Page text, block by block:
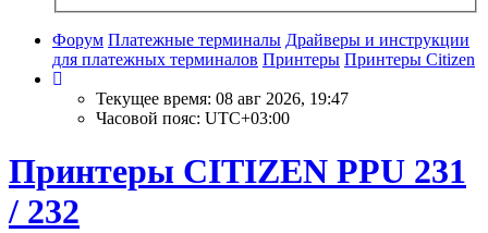
Форум Платежные терминалы Драйверы и инструкции
для платежных терминалов Принтеры Принтеры Citizen
Текущее время: 08 авг 2026, 19:47
Часовой пояс: UTC+03:00
Принтеры CITIZEN PPU 231
/ 232